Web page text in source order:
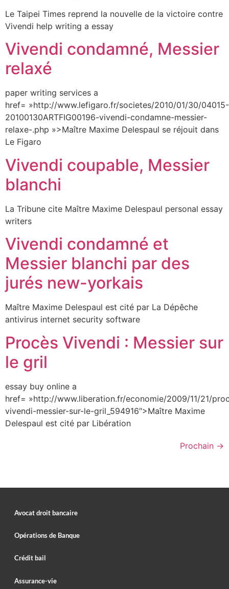
Le Taipei Times reprend la nouvelle de la victoire contre
Vivendi help writing a essay
Vivendi condamné, Messier
relaxé
paper writing services a
href= »http://www.lefigaro.fr/societes/2010/01/30/04015-
20100130ARTFIG00196-vivendi-condamne-messier-
relaxe-.php »>Maître Maxime Delespaul se réjouit dans
Le Figaro
Vivendi coupable, Messier
blanchi
La Tribune cite Maître Maxime Delespaul personal essay
writers
Vivendi condamné et
Messier blanchi par des
jurés new-yorkais
Maître Maxime Delespaul est cité par La Dépêche
antivirus internet security software
Procès Vivendi : Messier sur
le gril
essay buy online a
href= »http://www.liberation.fr/economie/2009/11/21/
vivendi-messier-sur-le-gril_594916″>Maître Maxime
Delespaul est cité par Libération
Prochain →
Avocat droit bancaire
Opérations de Banque
Crédit bail
Assurance-vie